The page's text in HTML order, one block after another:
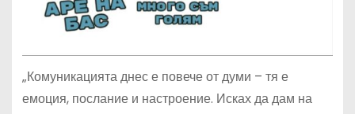
„Комуникацията днес е повече от думи – тя е
емоция, послание и настроение. Исках да дам на